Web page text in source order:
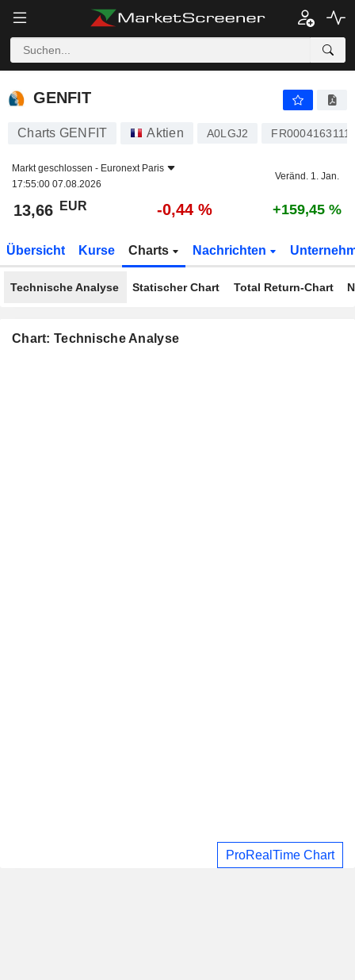
GENFIT -0,44 %
GENFIT
Charts GENFIT Aktien A0LGJ2 FR0004163111
Markt geschlossen - Euronext Paris
17:55:00 07.08.2026
Veränd. 1. Jan.
13,66 EUR -0,44 % +159,45 %
Übersicht Kurse Charts Nachrichten
Technische Analyse Statischer Chart Total Return-Chart
Chart: Technische Analyse
ProRealTime Chart